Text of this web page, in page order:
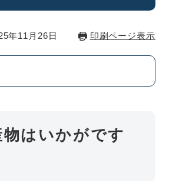
年11月26日 印刷ページ表示
はいかがです